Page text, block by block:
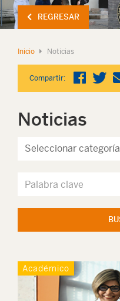
REGRESAR
Inicio Noticias
Compartir:
Noticias
Académico